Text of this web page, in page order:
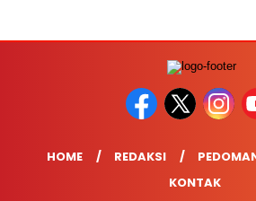
HOME REDAKSI
KONTAK